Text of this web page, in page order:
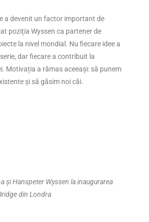
a devenit un factor important de
poziția Wyssen ca partener de
la nivel mondial. Nu fiecare idee a
dar fiecare a contribuit la
Motivația a rămas aceeași: să punem
și să găsim noi căi.
și Hanspeter Wyssen la inaugurarea
din Londra